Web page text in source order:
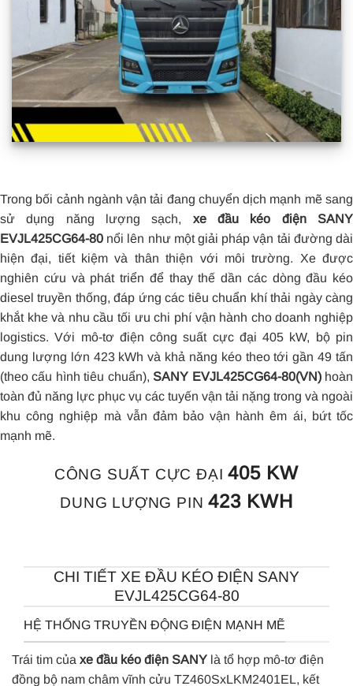
Trong bối cảnh ngành vận tải đang chuyển dịch mạnh mẽ sang
sử dụng năng lượng sạch, xe đầu kéo điện SANY
EVJL425CG64-80 nổi lên như một giải pháp vận tải đường dài
hiện đại, tiết kiệm và thân thiện với môi trường. Xe được
nghiên cứu và phát triển để thay thế dần các dòng đầu kéo
diesel truyền thống, đáp ứng các tiêu chuẩn khí thải ngày càng
khắt khe và nhu cầu tối ưu chi phí vận hành cho doanh nghiệp
logistics. Với mô-tơ điện công suất cực đại 405 kW, bộ pin
dung lượng lớn 423 kWh và khả năng kéo theo tới gần 49 tấn
(theo cấu hình tiêu chuẩn), SANY EVJL425CG64-80(VN)hoàn
toàn đủ năng lực phục vụ các tuyến vận tải nặng trong và ngoài
khu công nghiệp mà vẫn đảm bảo vận hành êm ái, bứt tốc
mạnh mẽ.
CÔNG SUẤT CỰC ĐẠI405 KW
DUNG LƯỢNG PIN423 KWH
CHI TIẾT XE ĐẦU KÉO ĐIỆN SANY
EVJL425CG64-80
HỆ THỐNG TRUYỀN ĐỘNG ĐIỆN MẠNH MẼ
Trái tim của xe đầu kéo điện SANY là tổ hợp mô-tơ điện
đồng bộ nam châm vĩnh cửu TZ460SxLKM2401EL, kết